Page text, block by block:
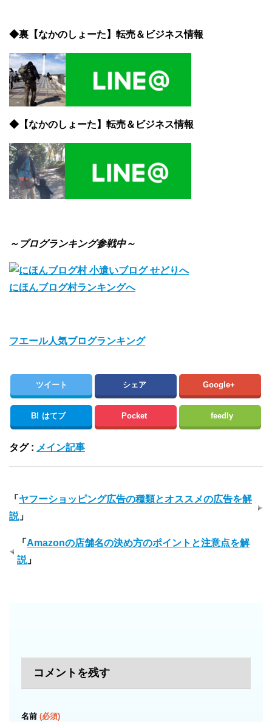
◆裏【なかのしょーた】転売＆ビジネス情報
◆【なかのしょーた】転売＆ビジネス情報
～ブログランキング参戦中～
にほんブログ村ランキングへ
フエール人気ブログランキング
ツイート シェア Google+
B! はてブ Pocket feedly
タグ : メイン記事
「 ヤフーショッピング広告の種類とオススメの広告を解
説」
「 Amazonの店舗名の決め方のポイントと注意点を解
説」
コメントを残す
名前 (必須)